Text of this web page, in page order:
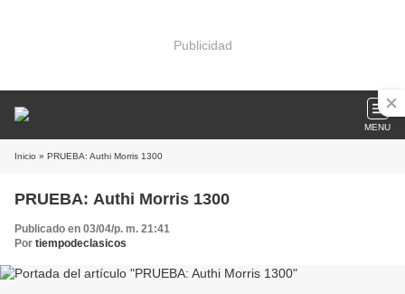
Publicidad
MENU
Inicio » PRUEBA: Authi Morris 1300
PRUEBA: Authi Morris 1300
Publicado en 03/04/p. m. 21:41
Por tiempodeclasicos